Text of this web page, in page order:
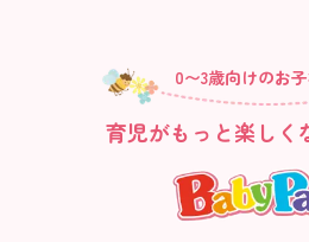
0〜3歳向けのお
育児がもっと楽しく